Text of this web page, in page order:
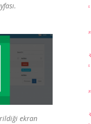
ekran